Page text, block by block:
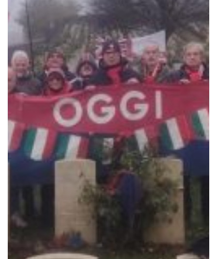
Robe di Kappa x Genoa
Vintage Collection
Red&Blue Voices
Kids
Accessori
Party
Caffè Boasi x Genoa
Helan x Genoa